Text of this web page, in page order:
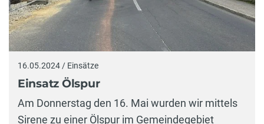
16.05.2024 / Einsätze
Einsatz Ölspur
Am Donnerstag den 16. Mai wurden wir mittels
Sirene zu einer Ölspur im Gemeindegebiet